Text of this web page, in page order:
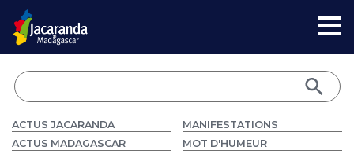
ACTUS JACARANDA
ACTUS MADAGASCAR
MANIFESTATIONS
MOT D'HUMEUR